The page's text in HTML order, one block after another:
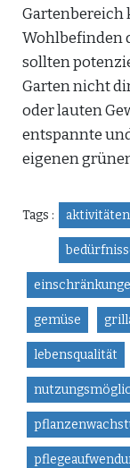
Wohlbefinden
sollten
Garten nicht
oder lauten
entspannte
eigenen
Tags : aktivitäten
gemüse
lebensqualität